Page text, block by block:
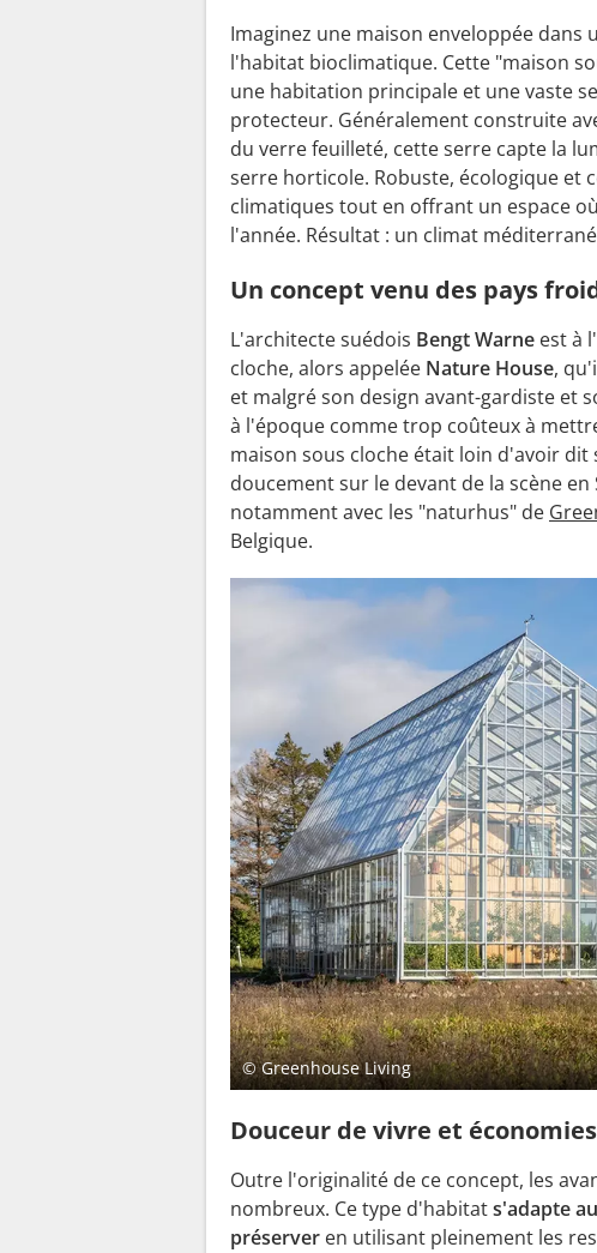
Imaginez une maison enveloppée dans
l'habitat bioclimatique. Cette "maison
une habitation principale et une vaste
protecteur. Généralement construite
du verre feuilleté, cette serre capte la
serre horticole. Robuste, écologique et
climatiques tout en offrant un espace
l'année. Résultat : un climat
Un concept venu des pays
L'architecte suédois Bengt Warne est à
cloche, alors appelée Nature House,
et malgré son design avant-gardiste et
à l'époque comme trop coûteux à
maison sous cloche était loin d'avoir
doucement sur le devant de la scène
notamment avec les "naturhus" de
Belgique.
© Greenhouse Living
Douceur de vivre et
Outre l'originalité de ce concept, les
nombreux. Ce type d'habitats'adapte
préserver en utilisant pleinement les